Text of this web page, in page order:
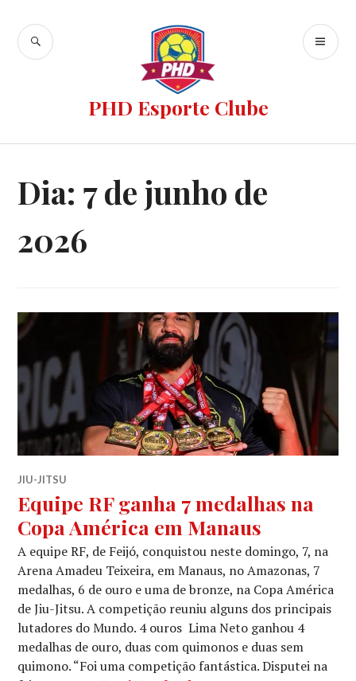
PHD Esporte Clube
Dia: 7 de junho de
2026
JIU-JITSU
Equipe RF ganha 7 medalhas na
Copa América em Manaus
A equipe RF, de Feijó, conquistou neste domingo, 7, na
Arena Amadeu Teixeira, em Manaus, no Amazonas, 7
medalhas, 6 de ouro e uma de bronze, na Copa América
de Jiu-Jitsu. A competição reuniu alguns dos principais
lutadores do Mundo. 4 ouros Lima Neto ganhou 4
medalhas de ouro, duas com quimonos e duas sem
quimono. “Foi uma competição fantástica. Disputei na